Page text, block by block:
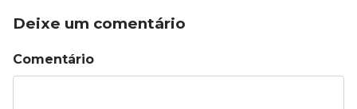
Deixe um comentário
Comentário